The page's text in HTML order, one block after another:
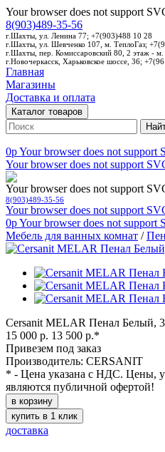
Your browser does not support
8(903)489-35-56
г.Шахты, ул. Ленина 77; +7(903)488 10 28
г.Шахты, ул. Шевченко 107, м. ТеплоГаз;
г.Шахты, пер. Комиссаровский 80, 2 этаж -
г.Новочеркасск, Харьковское шоссе, 36;
Главная
Магазины
Доставка и оплата
Каталог товаров
0pYour browser does not support
Your browser does not support
Your browser does not support
8(903)489-35-56
Your browser does not support
0pYour browser does not support
Мебель для ванных комнат /
Cersanit MELAR Пенал Белый,
15 000 р. 13 500 р.*
Привезем под заказ
Производитель: CERSANIT
* - Цена указана с НДС. Цены,
являются публичной офертой!
в корзину
купить в 1 клик
доставка